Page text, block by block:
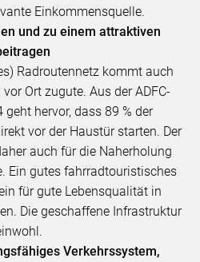
Einkommensquelle.
und zu einem attraktiven
Radroutennetz kommt auch
Ort zugute. Aus der ADFC-
hervor, dass 89 % der
vor der Haustür starten. Der
auch für die Naherholung
Ein gutes fahrradtouristisches
für gute Lebensqualität in
Die geschaffene Infrastruktur
Verkehrssystem,